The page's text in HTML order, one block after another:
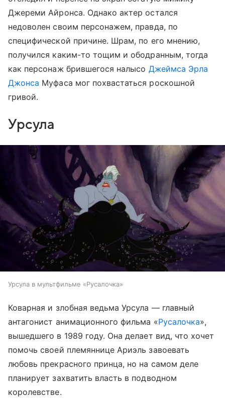
Джереми Айронса. Однако актер остался
недоволен своим персонажем, правда, по
специфической причине. Шрам, по его мнению,
получился каким-то тощим и ободранным, тогда
как персонаж брившегося налысо Джеймса Эрла
Джонса Муфаса мог похвастаться роскошной
гривой.
Урсула
Урсула в мультфильме «Русалочка»
Коварная и злобная ведьма Урсула — главный
антагонист анимационного фильма «Русалочка»,
вышедшего в 1989 году. Она делает вид, что хочет
помочь своей племяннице Ариэль завоевать
любовь прекрасного принца, но на самом деле
планирует захватить власть в подводном
королевстве.